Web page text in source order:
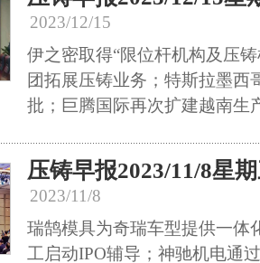
2023/12/15
伊之密取得“限位杆机构及压
团拓展压铸业务；特斯拉墨西
批；巨腾国际再次扩建越南生
压铸早报2023/11/8星
2023/11/8
瑞鹄模具为奇瑞车型提供一体
工启动IPO辅导；神驰机电通